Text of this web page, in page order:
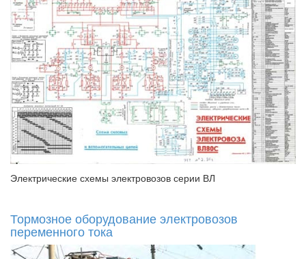
Электрические схемы электровозов серии ВЛ
Тормозное оборудование электровозов
переменного тока